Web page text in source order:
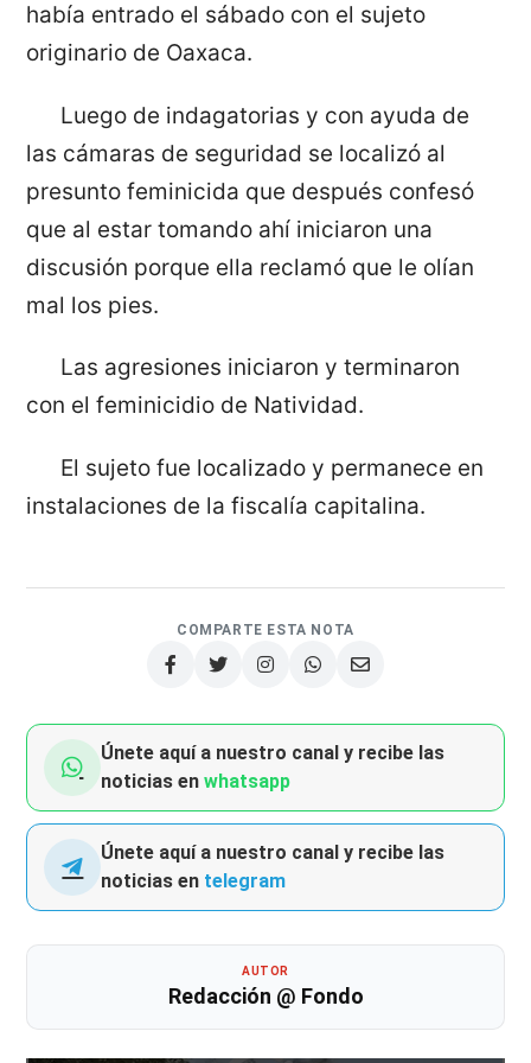
había entrado el sábado con el sujeto
originario de Oaxaca.
Luego de indagatorias y con ayuda de
las cámaras de seguridad se localizó al
presunto feminicida que después confesó
que al estar tomando ahí iniciaron una
discusión porque ella reclamó que le olían
mal los pies.
Las agresiones iniciaron y terminaron
con el feminicidio de Natividad.
El sujeto fue localizado y permanece en
instalaciones de la fiscalía capitalina.
COMPARTE ESTA NOTA
Únete aquí a nuestro canal y recibe las
noticias enwhatsapp
Únete aquí a nuestro canal y recibe las
noticias en telegram
AUTOR
Redacción @ Fondo